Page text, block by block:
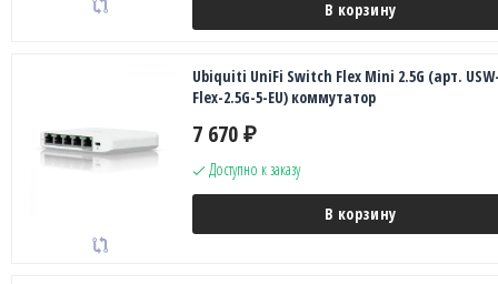
В корзину
Ubiquiti UniFi Switch Flex Mini 2.5G (арт.
Flex-2.5G-5-EU) коммутатор
7 670 ₽
Доступно к заказу
В корзину